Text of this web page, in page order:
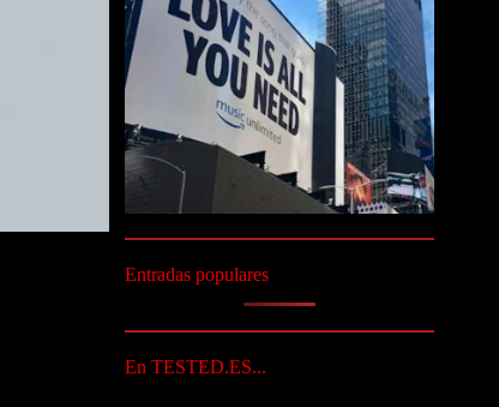
Entradas populares
En TESTED.ES...